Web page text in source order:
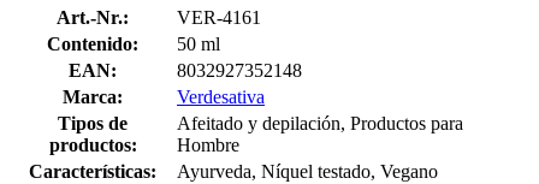
Art.-Nr.:
VER-4161
Contenido:
50 ml
EAN:
8032927352148
Marca:
Verdesativa
Tipos de
productos:
Afeitado y depilación, Productos para
Hombre
Características:
Ayurveda, Níquel testado, Vegano